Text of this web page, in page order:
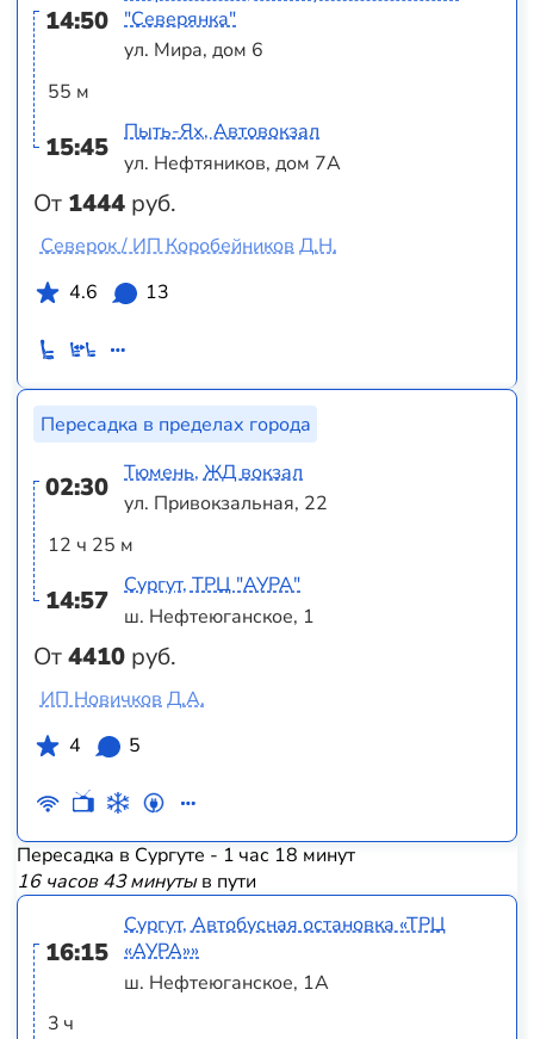
14:50
55 м
15:45
От 1444 руб.
"Северянка"
ул. Мира, дом 6
Пыть-Ях, Автовокзал
ул. Нефтяников, дом 7А
Северок / ИП Коробейников Д.Н.
4.6
13
Пересадка в пределах города
02:30
12 ч 25 м
14:57
От4410 руб.
Тюмень, ЖД вокзал
ул. Привокзальная, 22
Сургут, ТРЦ "АУРА"
ш. Нефтеюганское, 1
ИП Новичков Д.А.
4
5
Пересадка в Сургуте - 1 час 18 минут
16 часов 43 минутыв пути
16:15
3 ч
Сургут, Автобусная остановка «ТРЦ
«АУРА»»
ш. Нефтеюганское, 1А